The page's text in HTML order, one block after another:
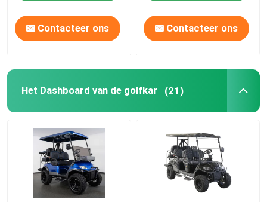
Producten
Ongeveer ons
Fabrieksreis
Contacteer ons Contacteer ons
Het Dashboard van de golfkar (21)